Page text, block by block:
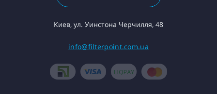
Киев, ул. Уинстона Черчилля, 48
info@filterpoint.com.ua